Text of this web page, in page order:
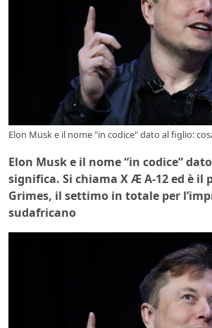
Elon Musk e il nome "in codice" dato al figlio:
Elon Musk e il nome “in codice”
significa. Si chiama X Æ A-12 ed è il
Grimes, il settimo in totale per
sudafricano